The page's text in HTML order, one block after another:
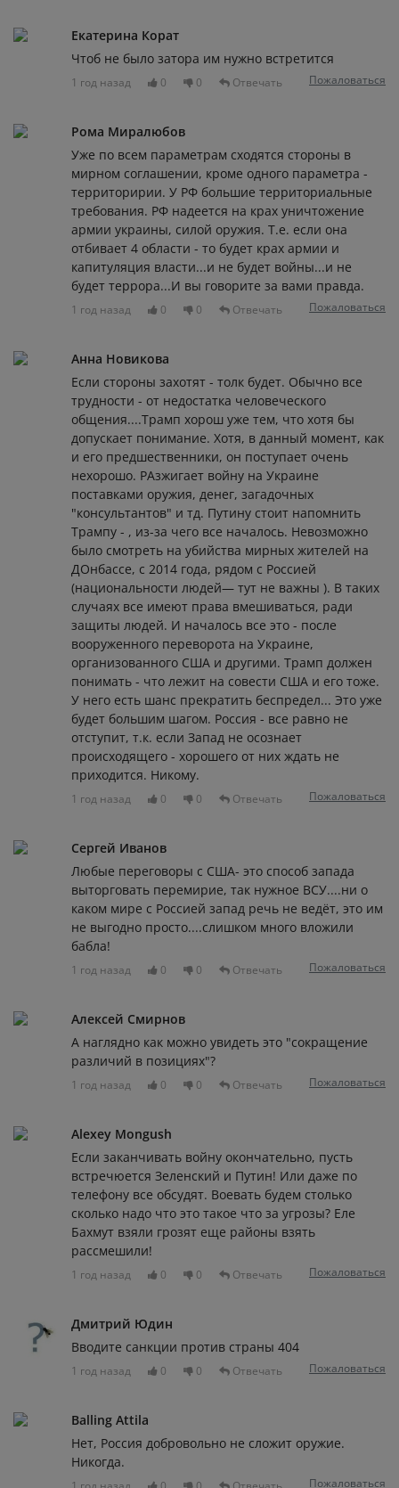
Екатерина Корат
Чтоб не было затора им нужно встретится
1 год назад 0 0 Отвечать Пожаловаться
Рома Миралюбов
Уже по всем параметрам сходятся стороны в
мирном соглашении, кроме одного параметра -
территоририи. У РФ большие территориальные
требования. РФ надеется на крах уничтожение
армии украины, силой оружия. Т.е. если она
отбивает 4 области - то будет крах армии и
капитуляция власти...и не будет войны...и не
будет террора...И вы говорите за вами правда.
1 год назад 0 0 Отвечать Пожаловаться
Анна Новикова
Если стороны захотят - толк будет. Обычно все
трудности - от недостатка человеческого
общения....Трамп хорош уже тем, что хотя бы
допускает понимание. Хотя, в данный момент, как
и его предшественники, он поступает очень
нехорошо. РАзжигает войну на Украине
поставками оружия, денег, загадочных
"консультантов" и тд. Путину стоит напомнить
Трампу - , из-за чего все началось. Невозможно
было смотреть на убийства мирных жителей на
ДОнбассе, с 2014 года, рядом с Россией
(национальности людей— тут не важны ). В таких
случаях все имеют права вмешиваться, ради
защиты людей. И началось все это - после
вооруженного переворота на Украине,
организованного США и другими. Трамп должен
понимать - что лежит на совести США и его тоже.
У него есть шанс прекратить беспредел... Это уже
будет большим шагом. Россия - все равно не
отступит, т.к. если Запад не осознает
происходящего - хорошего от них ждать не
приходится. Никому.
1 год назад 0 0 Отвечать Пожаловаться
Сергей Иванов
Любые переговоры с США- это способ запада
выторговать перемирие, так нужное ВСУ....ни о
каком мире с Россией запад речь не ведёт, это им
не выгодно просто....слишком много вложили
бабла!
1 год назад 0 0 Отвечать Пожаловаться
Алексей Смирнов
А наглядно как можно увидеть это "сокращение
различий в позициях"?
1 год назад 0 0 Отвечать Пожаловаться
Alexey Mongush
Если заканчивать войну окончательно, пусть
встречюется Зеленский и Путин! Или даже по
телефону все обсудят. Воевать будем столько
сколько надо что это такое что за угрозы? Еле
Бахмут взяли грозят еще районы взять
рассмешили!
1 год назад 0 0 Отвечать Пожаловаться
Дмитрий Юдин
Вводите санкции против страны 404
1 год назад 0 0 Отвечать Пожаловаться
Balling Attila
Нет, Россия добровольно не сложит оружие.
Никогда.
Пожаловаться